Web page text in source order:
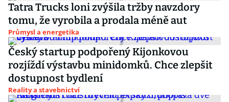
Tatra Trucks loni zvýšila tržby navzdory
tomu, že vyrobila a prodala méně aut
Průmysl a energetika
Český startup podpořený Kijonkovou
rozjíždí výstavbu minidomků. Chce zlepšit
dostupnost bydlení
Reality a stavebnictví